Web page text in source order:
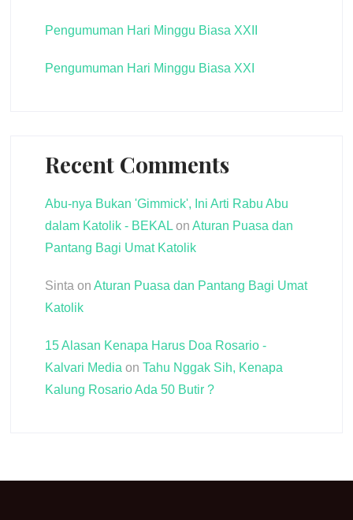
Pengumuman Hari Minggu Biasa XXII
Pengumuman Hari Minggu Biasa XXI
Recent Comments
Abu-nya Bukan 'Gimmick', Ini Arti Rabu Abu
dalam Katolik - BEKALon Aturan Puasa dan
Pantang Bagi Umat Katolik
Sinta on Aturan Puasa dan Pantang Bagi Umat
Katolik
15 Alasan Kenapa Harus Doa Rosario -
Kalvari Media on Tahu Nggak Sih, Kenapa
Kalung Rosario Ada 50 Butir ?